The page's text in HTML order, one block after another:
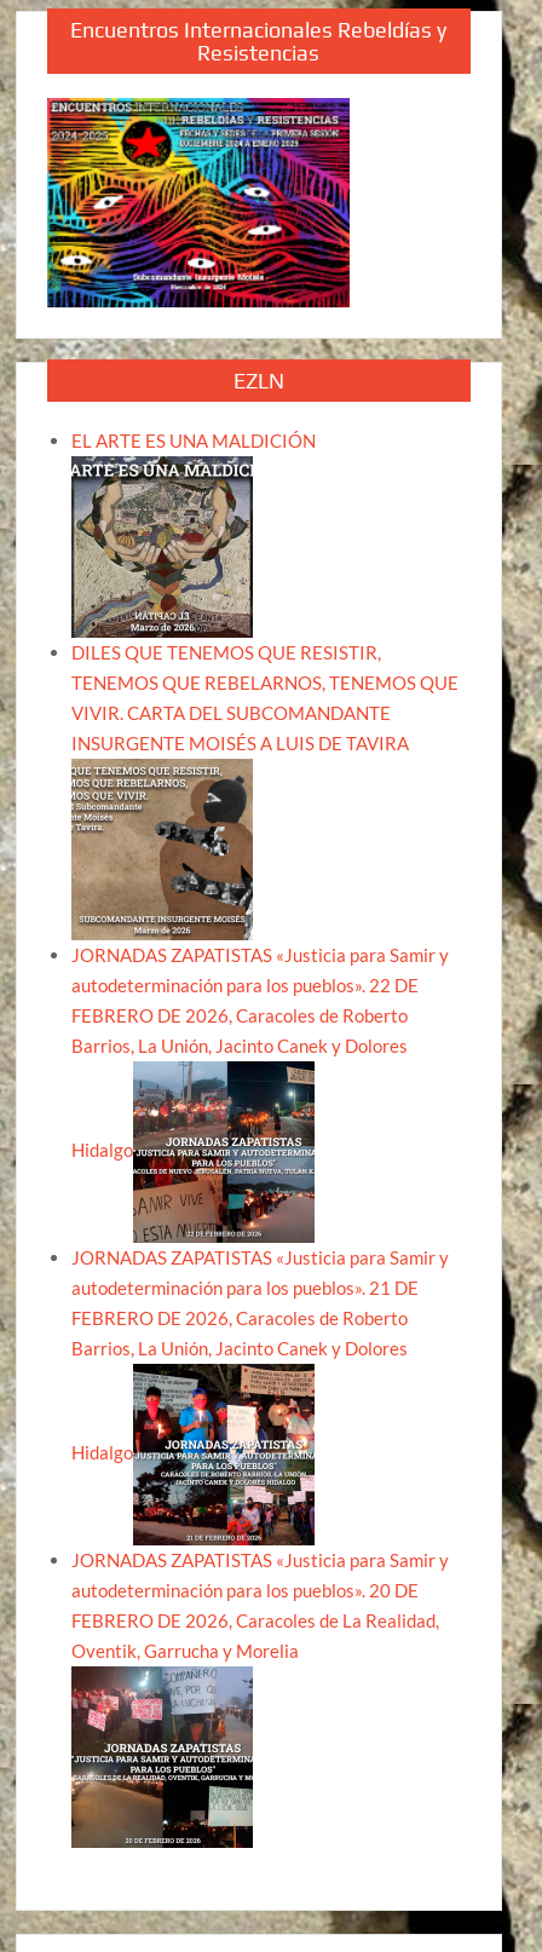
Encuentros Internacionales Rebeldías y
Resistencias
EZLN
EL ARTE ES UNA MALDICIÓN
DILES QUE TENEMOS QUE RESISTIR,
TENEMOS QUE REBELARNOS, TENEMOS QUE
VIVIR. CARTA DEL SUBCOMANDANTE
INSURGENTE MOISÉS A LUIS DE TAVIRA
JORNADAS ZAPATISTAS «Justicia para Samir y
autodeterminación para los pueblos». 22 DE
FEBRERO DE 2026, Caracoles de Roberto
Barrios, La Unión, Jacinto Canek y Dolores
Hidalgo
JORNADAS ZAPATISTAS «Justicia para Samir y
autodeterminación para los pueblos». 21 DE
FEBRERO DE 2026, Caracoles de Roberto
Barrios, La Unión, Jacinto Canek y Dolores
Hidalgo
JORNADAS ZAPATISTAS «Justicia para Samir y
autodeterminación para los pueblos». 20 DE
FEBRERO DE 2026, Caracoles de La Realidad,
Oventik, Garrucha y Morelia